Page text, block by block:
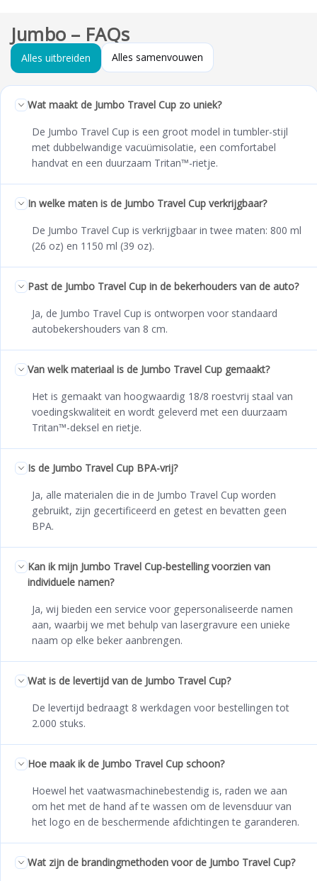
Jumbo – FAQs
Alles uitbreiden Alles samenvouwen
Wat maakt de Jumbo Travel Cup zo uniek?
De Jumbo Travel Cup is een groot model in tumbler-stijl
met dubbelwandige vacuümisolatie, een comfortabel
handvat en een duurzaam Tritan™-rietje.
In welke maten is de Jumbo Travel Cup verkrijgbaar?
De Jumbo Travel Cup is verkrijgbaar in twee maten: 800 ml
(26 oz) en 1150 ml (39 oz).
Past de Jumbo Travel Cup in de bekerhouders van de auto?
Ja, de Jumbo Travel Cup is ontworpen voor standaard
autobekershouders van 8 cm.
Van welk materiaal is de Jumbo Travel Cup gemaakt?
Het is gemaakt van hoogwaardig 18/8 roestvrij staal van
voedingskwaliteit en wordt geleverd met een duurzaam
Tritan™-deksel en rietje.
Is de Jumbo Travel Cup BPA-vrij?
Ja, alle materialen die in de Jumbo Travel Cup worden
gebruikt, zijn gecertificeerd en getest en bevatten geen
BPA.
Kan ik mijn Jumbo Travel Cup-bestelling voorzien van
individuele namen?
Ja, wij bieden een service voor gepersonaliseerde namen
aan, waarbij we met behulp van lasergravure een unieke
naam op elke beker aanbrengen.
Wat is de levertijd van de Jumbo Travel Cup?
De levertijd bedraagt 8 werkdagen voor bestellingen tot
2.000 stuks.
Hoe maak ik de Jumbo Travel Cup schoon?
Hoewel het vaatwasmachinebestendig is, raden we aan
om het met de hand af te wassen om de levensduur van
het logo en de beschermende afdichtingen te garanderen.
Wat zijn de brandingmethoden voor de Jumbo Travel Cup?